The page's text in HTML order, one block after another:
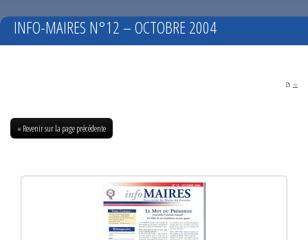
INFO-MAIRES N°12 – OCTOBRE 2004
PDF
« Revenir sur la page précédente